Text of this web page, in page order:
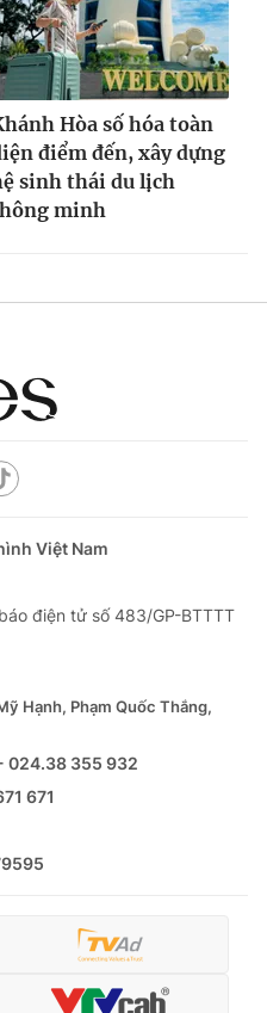
Hòa số hóa toàn
điểm đến, xây dựng
sinh thái du lịch
minh
Việt Nam
điện tử số 483/GP-BTTTT
Hạnh, Phạm Quốc Thắng,
024.38 355 932
671